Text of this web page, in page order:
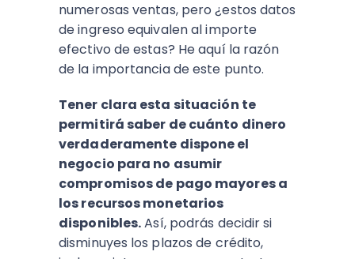
numerosas ventas, pero ¿estos datos
de ingreso equivalen al importe
efectivo de estas? He aquí la razón
de la importancia de este punto.
Tener clara esta situación te
permitirá saber de cuánto dinero
verdaderamente dispone el
negocio para no asumir
compromisos de pago mayores a
los recursos monetarios
disponibles.Así, podrás decidir si
disminuyes los plazos de crédito,